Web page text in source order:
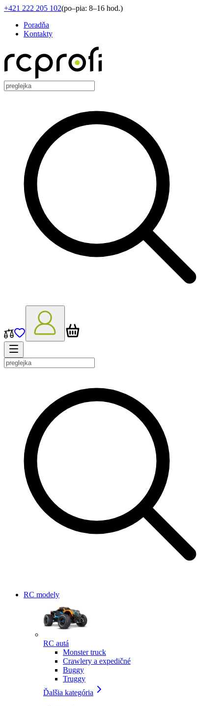
+421 222 205 102(po–pia: 8–16 hod.)
Poradňa
Kontakty
RC modely
RC autá
Monster truck
Crawlery a expedičné
Buggy
Truggy
Ďalšia kategória